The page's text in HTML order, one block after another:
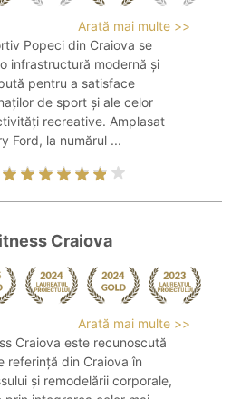
Arată mai multe >>
Popeci din Craiova se
infrastructură modernă și
pentru a satisface
de sport și ale celor
recreative. Amplasat
Ford, la numărul ...
Craiova
Arată mai multe >>
Craiova este recunoscută
referință din Craiova în
și remodelării corporale,